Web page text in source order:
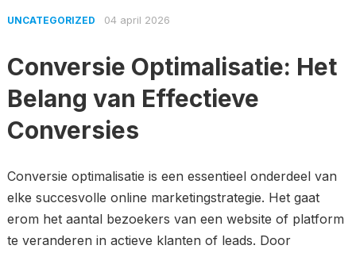
UNCATEGORIZED 04 april 2026
Conversie Optimalisatie: Het
Belang van Effectieve
Conversies
Conversie optimalisatie is een essentieel onderdeel van
elke succesvolle online marketingstrategie. Het gaat
erom het aantal bezoekers van een website of platform
te veranderen in actieve klanten of leads. Door